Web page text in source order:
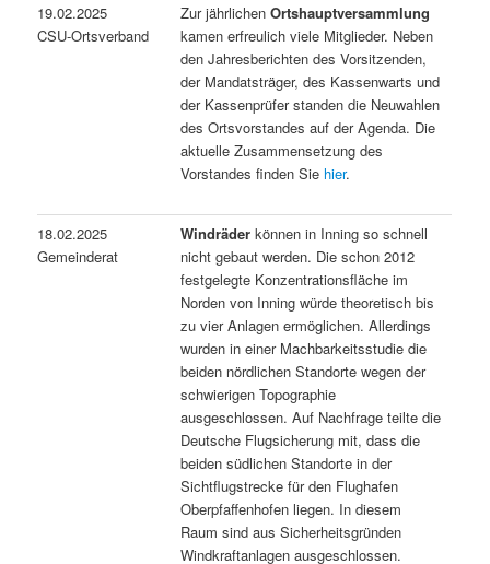
19.02.2025
CSU-Ortsverband
Zur jährlichenOrtshauptversammlung
kamen erfreulich viele Mitglieder. Neben
den Jahresberichten des Vorsitzenden,
der Mandatsträger, des Kassenwarts und
der Kassenprüfer standen die Neuwahlen
des Ortsvorstandes auf der Agenda. Die
aktuelle Zusammensetzung des
Vorstandes finden Sie hier.
18.02.2025
Gemeinderat
Windräder können in Inning so schnell
nicht gebaut werden. Die schon 2012
festgelegte Konzentrationsfläche im
Norden von Inning würde theoretisch bis
zu vier Anlagen ermöglichen. Allerdings
wurden in einer Machbarkeitsstudie die
beiden nördlichen Standorte wegen der
schwierigen Topographie
ausgeschlossen. Auf Nachfrage teilte die
Deutsche Flugsicherung mit, dass die
beiden südlichen Standorte in der
Sichtflugstrecke für den Flughafen
Oberpfaffenhofen liegen. In diesem
Raum sind aus Sicherheitsgründen
Windkraftanlagen ausgeschlossen.